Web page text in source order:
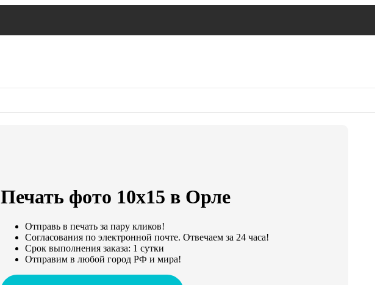
Печать фото 10х15 в Орле
Отправь в печать за пару кликов!
Согласования по электронной почте. Отвечаем за 24 часа!
Срок выполнения заказа: 1 сутки
Отправим в любой город РФ и мира!